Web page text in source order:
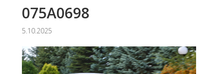
075A0698
5.10.2025